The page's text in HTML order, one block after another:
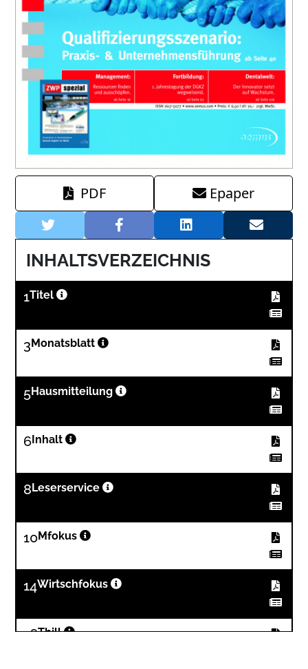
PDF Epaper
INHALTSVERZEICHNIS
1Titel
3 Monatsblatt
5Hausmitteilung
6 Inhalt
8 Leserservice
10Mfokus
14Wirtschfokus
16Thill